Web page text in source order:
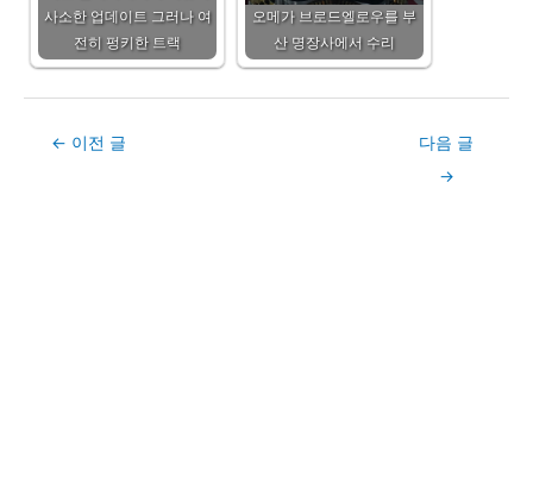
사소한 업데이트 그러나 여
전히 펑키한 트랙
오메가 브로드엘로우를 부
산 명장사에서 수리
Post← 이전 글
다음 글
→